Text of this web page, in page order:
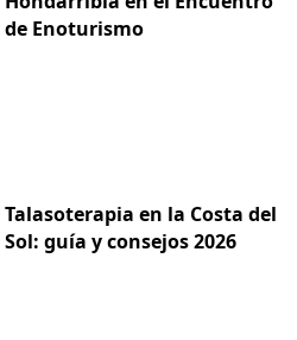
de Enoturismo
Talasoterapia en la Costa del
Sol: guía y consejos 2026